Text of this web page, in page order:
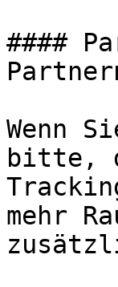
####
Wenn
bitte,
mehr